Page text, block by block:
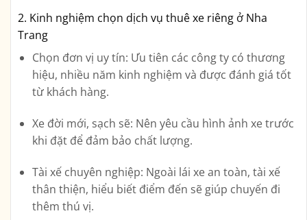
2. Kinh nghiệm chọn dịch vụ thuê xe riêng ở Nha
Trang
Chọn đơn vị uy tín: Ưu tiên các công ty có thương
hiệu, nhiều năm kinh nghiệm và được đánh giá tốt
từ khách hàng.
Xe đời mới, sạch sẽ: Nên yêu cầu hình ảnh xe trước
khi đặt để đảm bảo chất lượng.
Tài xế chuyên nghiệp: Ngoài lái xe an toàn, tài xế
thân thiện, hiểu biết điểm đến sẽ giúp chuyến đi
thêm thú vị.